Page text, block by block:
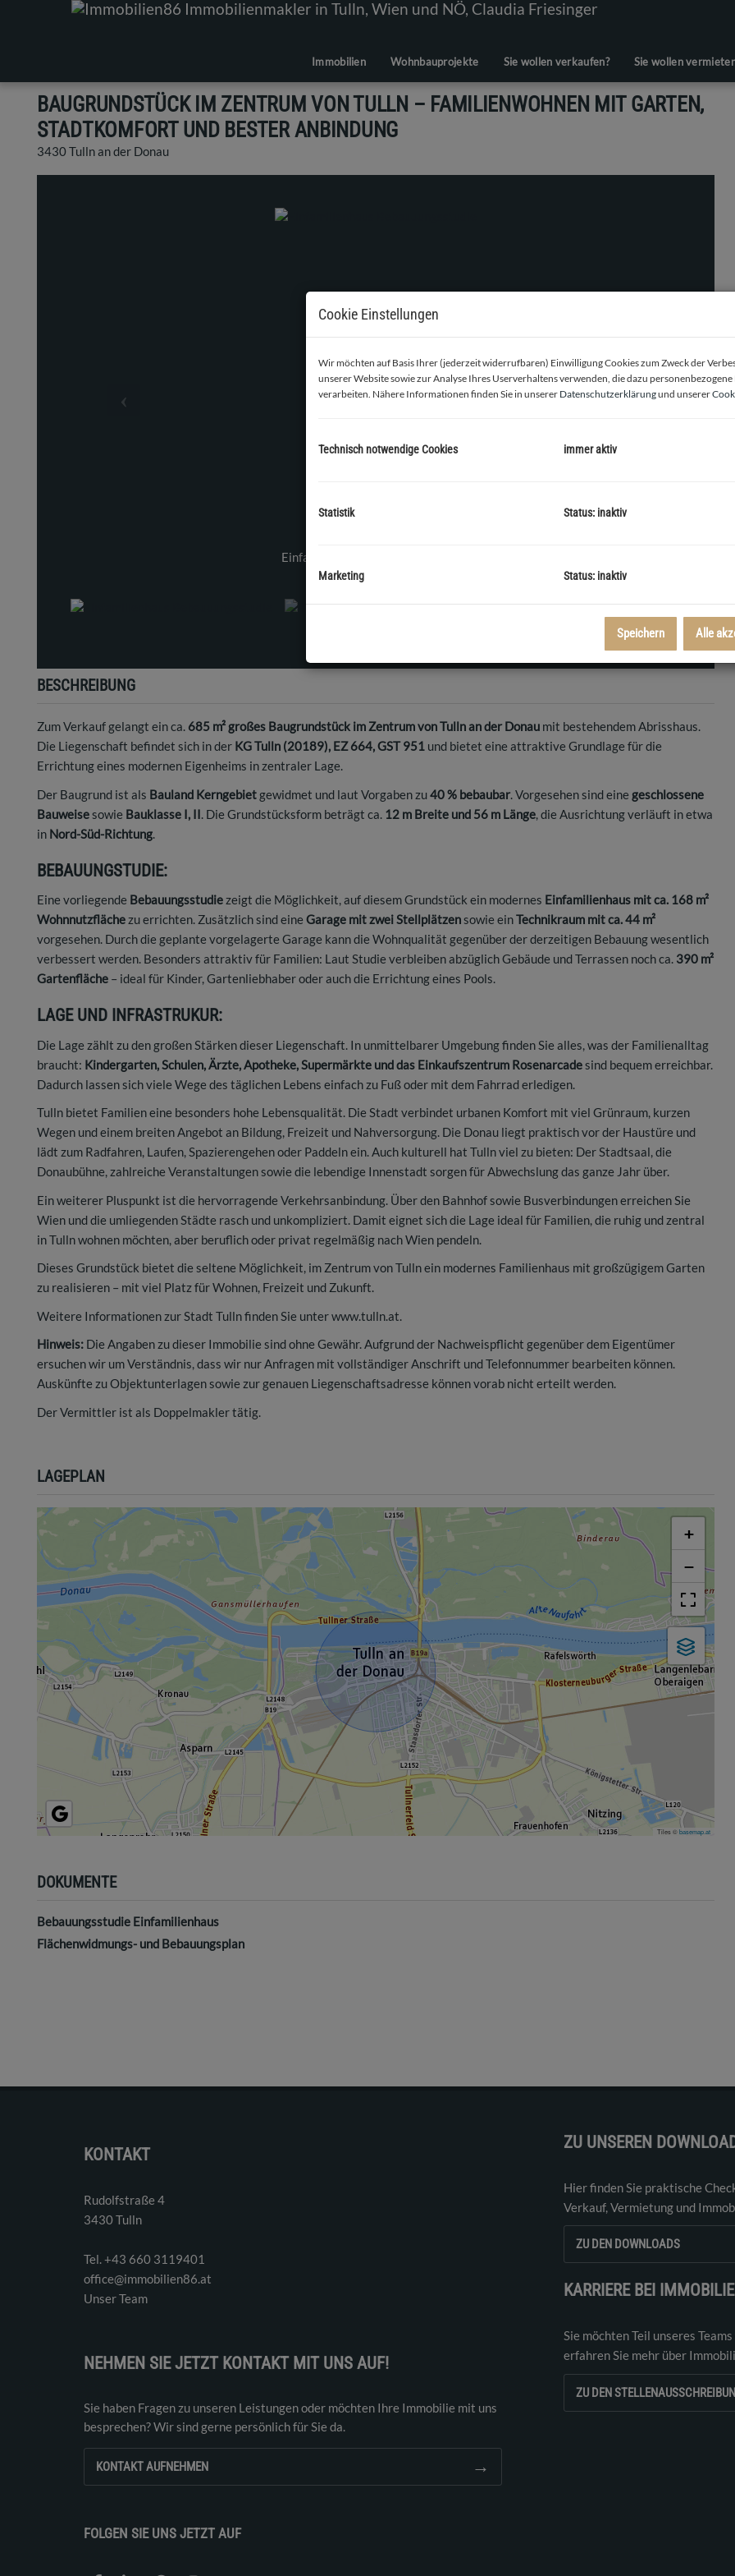
Immobilien Wohnbauprojekte Sie wollen verkaufen? Sie wollen
BAUGRUNDSTÜCK IM ZENTRUM VON TULLN – FAMILIENWOHNEN MIT GARTEN,
STADTKOMFORT UND BESTER ANBINDUNG
3430 Tulln an der Donau
Blick
BESCHREIBUNG
Zum Verkauf gelangt ein ca. 685 m² großes Baugrundstück im Zentrum von Tulln an der Donau mit bestehendem Abrisshaus.
Die Liegenschaft befindet sich in der KG Tulln (20189), EZ 664, GST 951 und bietet eine attraktive Grundlage für die
Errichtung eines modernen Eigenheims in zentraler Lage.
Der Baugrund ist als Bauland Kerngebiet gewidmet und laut Vorgaben zu40 % bebaubar. Vorgesehen sind eine geschlossene
Bauweisesowie Bauklasse I, II. Die Grundstücksform beträgt ca. 12 m Breite und 56 m Länge, die Ausrichtung verläuft in etwa
in Nord-Süd-Richtung.
BEBAUUNGSTUDIE:
Eine vorliegende Bebauungsstudiezeigt die Möglichkeit, auf diesem Grundstück ein modernes Einfamilienhaus mit ca. 168 m²
Wohnnutzflächezu errichten. Zusätzlich sind eine Garage mit zwei Stellplätzensowie einTechnikraum mit ca. 44 m²
vorgesehen. Durch die geplante vorgelagerte Garage kann die Wohnqualität gegenüber der derzeitigen Bebauung wesentlich
verbessert werden. Besonders attraktiv für Familien: Laut Studie verbleiben abzüglich Gebäude und Terrassen noch ca. 390 m²
Gartenfläche – ideal für Kinder, Gartenliebhaber oder auch die Errichtung eines Pools.
LAGE UND INFRASTRUKUR:
Die Lage zählt zu den großen Stärken dieser Liegenschaft. In unmittelbarer Umgebung finden Sie alles, was der Familienalltag
braucht: Kindergarten, Schulen, Ärzte, Apotheke, Supermärkte und das Einkaufszentrum Rosenarcadesind bequem erreichbar.
Dadurch lassen sich viele Wege des täglichen Lebens einfach zu Fuß oder mit dem Fahrrad erledigen.
Tulln bietet Familien eine besonders hohe Lebensqualität. Die Stadt verbindet urbanen Komfort mit viel Grünraum, kurzen
Wegen und einem breiten Angebot an Bildung, Freizeit und Nahversorgung. Die Donau liegt praktisch vor der Haustüre und
lädt zum Radfahren, Laufen, Spazierengehen oder Paddeln ein. Auch kulturell hat Tulln viel zu bieten: Der Stadtsaal, die
Donaubühne, zahlreiche Veranstaltungen sowie die lebendige Innenstadt sorgen für Abwechslung das ganze Jahr über.
Ein weiterer Pluspunkt ist die hervorragende Verkehrsanbindung. Über den Bahnhof sowie Busverbindungen erreichen Sie
Wien und die umliegenden Städte rasch und unkompliziert. Damit eignet sich die Lage ideal für Familien, die ruhig und zentral
in Tulln wohnen möchten, aber beruflich oder privat regelmäßig nach Wien pendeln.
Dieses Grundstück bietet die seltene Möglichkeit, im Zentrum von Tulln ein modernes Familienhaus mit großzügigem Garten
zu realisieren – mit viel Platz für Wohnen, Freizeit und Zukunft.
Weitere Informationen zur Stadt Tulln finden Sie unterwww.tulln.at.
Hinweis: Die Angaben zu dieser Immobilie sind ohne Gewähr. Aufgrund der Nachweispflicht gegenüber dem Eigentümer
ersuchen wir um Verständnis, dass wir nur Anfragen mit vollständiger Anschrift und Telefonnummer bearbeiten können.
Auskünfte zu Objektunterlagen sowie zur genauen Liegenschaftsadresse können vorab nicht erteilt werden.
Der Vermittler ist als Doppelmakler tätig.
LAGEPLAN
+
−
Tiles ©basemap.at
DOKUMENTE
Bebauungsstudie Einfamilienhaus
Flächenwidmungs- und Bebauungsplan
KONTAKT
Rudolfstraße 4
3430 Tulln
Tel. ‭+43 660 3119401‬
office@immobilien86.at
Unser Team
NEHMEN SIE JETZT KONTAKT MIT UNS AUF!
Sie haben Fragen zu unseren Leistungen oder möchten Ihre Immobilie mit uns
besprechen? Wir sind gerne persönlich für Sie da.
KONTAKT AUFNEHMEN →
FOLGEN SIE UNS JETZT AUF
ZU UNSEREN
Hier finden Sie praktische
Verkauf, Vermietung und
ZU DEN DOWNLOADS
KARRIERE BEI
Sie möchten Teil unseres
erfahren Sie mehr über
ZU DEN
Cookie Einstellungen
Wir möchten auf Basis Ihrer (jederzeit widerrufbaren) Einwilligung Cookies zum Zweck der
unserer Website sowie zur Analyse Ihres Userverhaltens verwenden, die dazu personenbezogene
verarbeiten. Nähere Informationen finden Sie in unserer Datenschutzerklärungund unserer
Technisch notwendige Cookies immer aktiv
Statistik Status: inaktiv
Marketing Status: inaktiv
Speichern Alle